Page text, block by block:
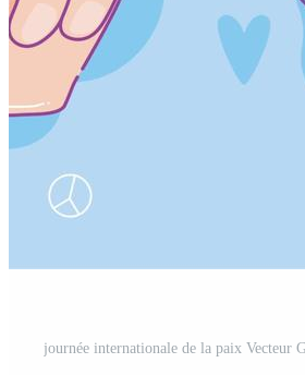
journée internationale de la paix Vecteur